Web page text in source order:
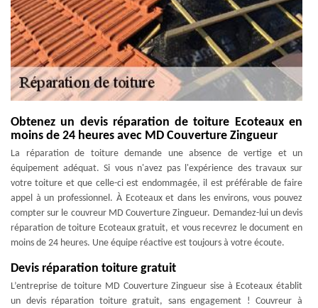
Obtenez un devis réparation de toiture Ecoteaux en
moins de 24 heures avec MD Couverture Zingueur
La réparation de toiture demande une absence de vertige et un
équipement adéquat. Si vous n'avez pas l'expérience des travaux sur
votre toiture et que celle-ci est endommagée, il est préférable de faire
appel à un professionnel. À Ecoteaux et dans les environs, vous pouvez
compter sur le couvreur MD Couverture Zingueur. Demandez-lui un devis
réparation de toiture Ecoteaux gratuit, et vous recevrez le document en
moins de 24 heures. Une équipe réactive est toujours à votre écoute.
Devis réparation toiture gratuit
L’entreprise de toiture MD Couverture Zingueur sise à Ecoteaux établit
un devis réparation toiture gratuit, sans engagement ! Couvreur à